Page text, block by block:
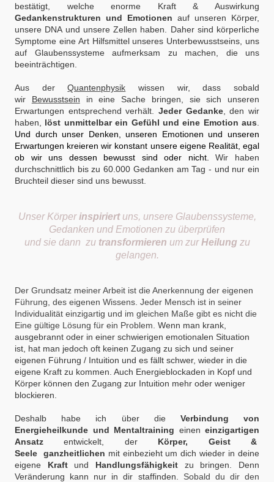
bestätigt, welche enorme Kraft & Auswirkung
Gedankenstrukturen und Emotionen auf unseren Körper,
unsere DNA und unsere Zellen haben.
Daher sind körperliche
Symptome eine Art Hilfsmittel unseres Unterbewusstseins, uns
auf Glaubenssysteme aufmerksam zu machen, die uns
beeinträchtigen.
Aus der Quantenphysik
wissen wir, dass sobald
wir Bewusstsein
in eine Sache bringen, sie sich unseren
Erwartungen entsprechend verhält. Jeder Gedanke, den wir
haben, löst unmittelbar ein Gefühl und eine Emotion aus
Und durch unser Denken, unseren Emotionen und unseren
Erwartungen kreieren wir konstant unsere eigene Realität, egal
ob wir uns dessen bewusst sind oder nicht.
Wir haben
durchschnittlich bis zu 60.000 Gedanken am Tag - und nur ein
Bruchteil dieser sind uns bewusst.
Unser Körperinspiriertuns, unsere Glaubenssysteme,
Gedanken und Emotionen zu überprüfen
und sie dann zu transformieren um zurHeilungzu
gelangen.
Der Grundsatz meiner Arbeit ist die Anerkennung der eigenen
Führung, des eigenen Wissens. Jeder Mensch ist in seiner
Individualität einzigartig und im gleichen Maße gibt es nicht die
Eine gültige Lösung für ein Problem. Wenn man krank,
ausgebrannt oder in einer schwierigen emotionalen Situation
ist, hat man jedoch oft keinen Zugang zu sich und seiner
eigenen Führung / Intuition und es fällt schwer, wieder in die
eigene Kraft zu kommen. Auch Energieblockaden in Kopf und
Körper können den Zugang zur Intuition mehr oder weniger
blockieren.
Deshalb habe ich über die Verbindung von
Energieheilkunde und Mentaltraining einen einzigartigen
Ansatz entwickelt, der
Körper, Geist &
Seele
ganzheitlichen mit einbezieht umdich wieder in deine
eigene Kraftund Handlungsfähigkeit zu bringen. Denn
Veränderung kann nur in dir staffinden.
Sobald du dir den